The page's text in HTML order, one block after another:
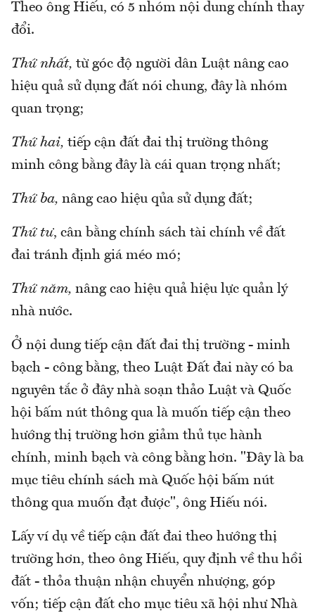
Theo ông Hiếu, có 5 nhóm nội dung chính thay
đổi.
Thứ nhất, từ góc độ người dân Luật nâng cao
hiệu quả sử dụng đất nói chung, đây là nhóm
quan trọng;
Thứ hai, tiếp cận đất đai thị trường thông
minh công bằng đây là cái quan trọng nhất;
Thứ ba, nâng cao hiệu qủa sử dụng đất;
Thứ tư, cân bằng chính sách tài chính về đất
đai tránh định giá méo mó;
Thứ năm, nâng cao hiệu quả hiệu lực quản lý
nhà nước.
Ở nội dung tiếp cận đất đai thị trường - minh
bạch - công bằng, theo Luật Đất đai này có ba
nguyên tắc ở đây nhà soạn thảo Luật và Quốc
hội bấm nút thông qua là muốn tiếp cận theo
hướng thị trường hơn giảm thủ tục hành
chính, minh bạch và công bằng hơn. "Đây là ba
mục tiêu chính sách mà Quốc hội bấm nút
thông qua muốn đạt được", ông Hiếu nói.
Lấy ví dụ về tiếp cận đất đai theo hướng thị
trường hơn, theo ông Hiếu, quy định về thu hồi
đất - thỏa thuận nhận chuyển nhượng, góp
vốn; tiếp cận đất cho mục tiêu xã hội như Nhà